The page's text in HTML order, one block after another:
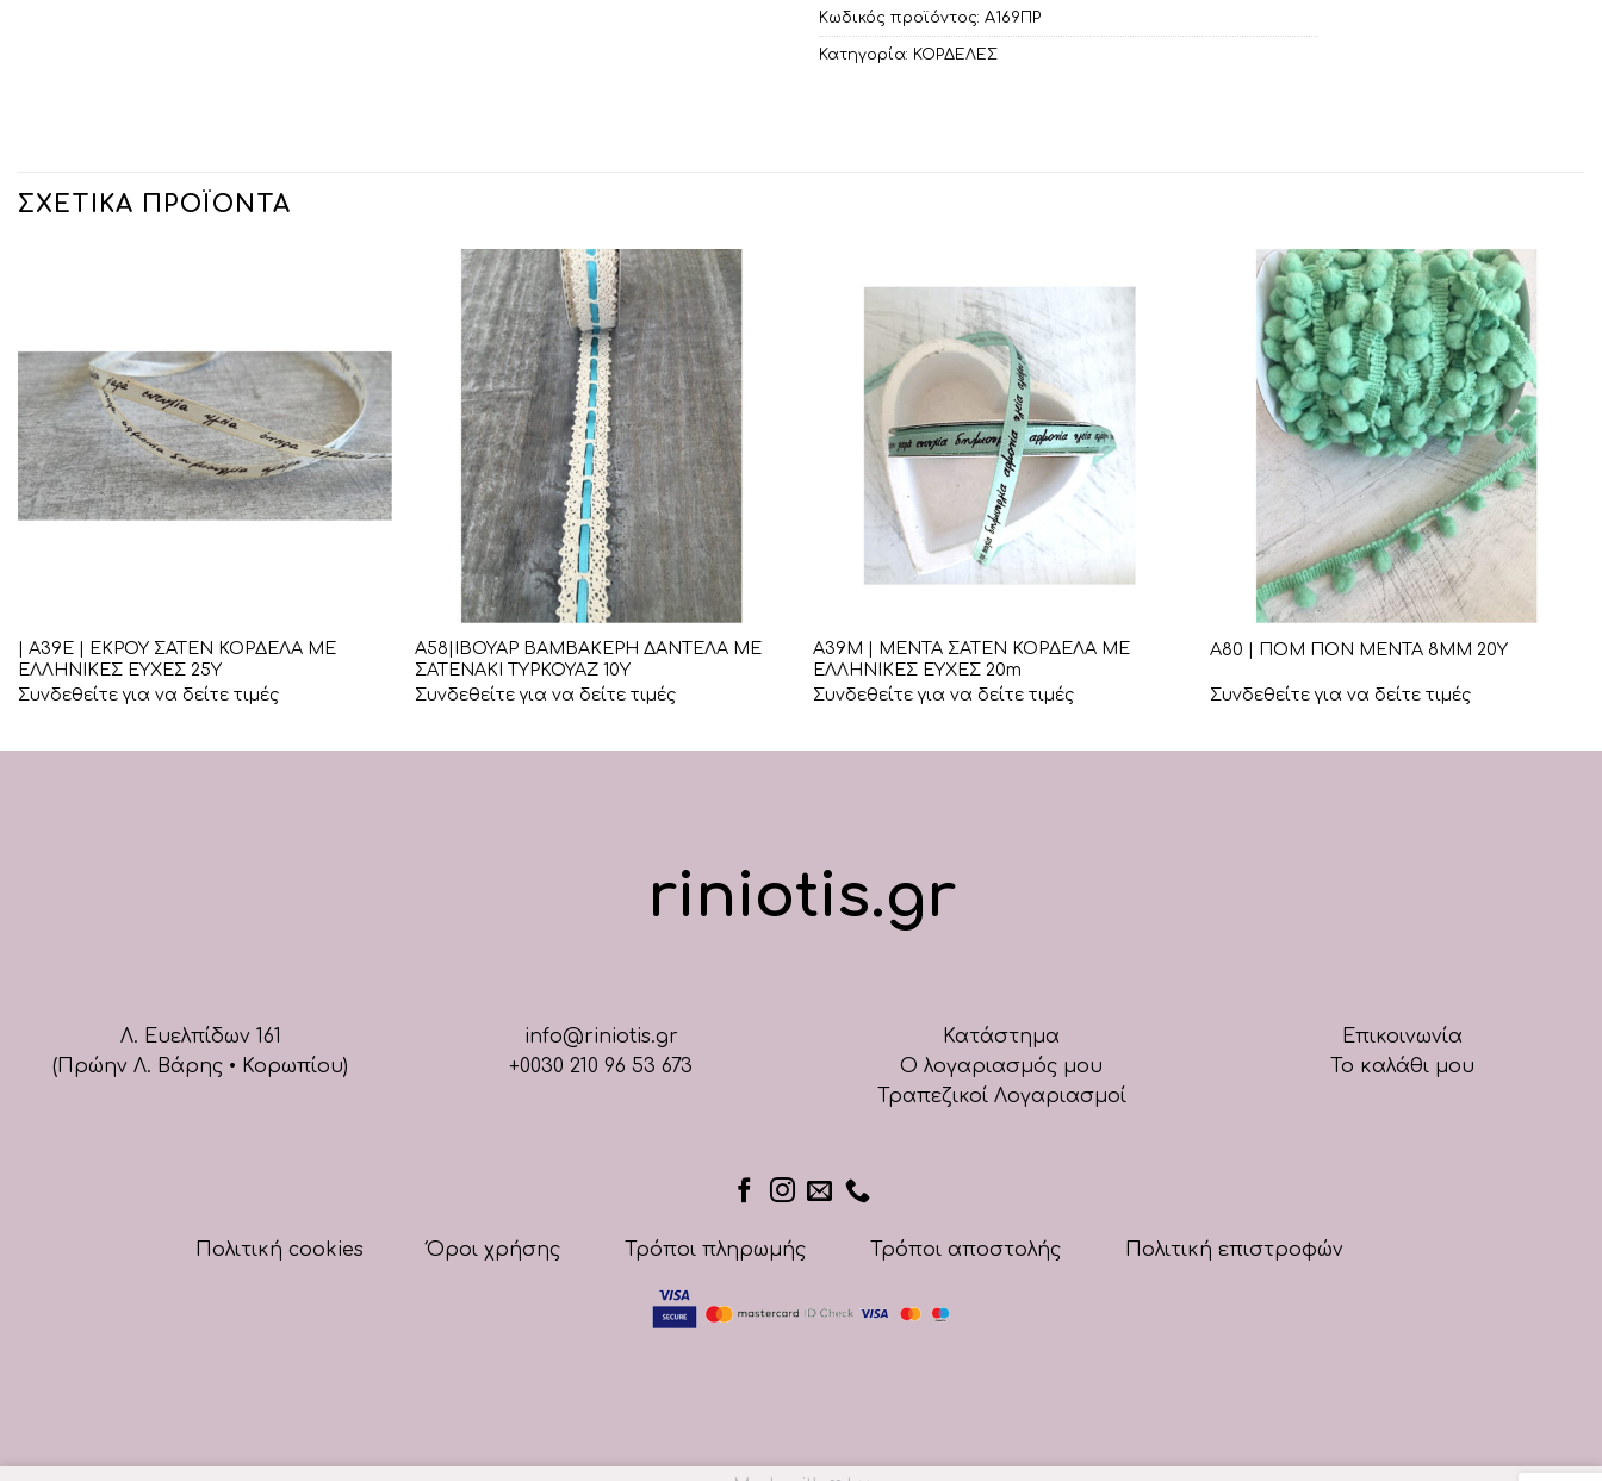
Κωδικός προϊόντος: Α169ΠΡ
Κατηγορία: ΚΟΡΔΕΛΕΣ
ΣΧΕΤΙΚΆ ΠΡΟΪΌΝΤΑ
| Α39Ε | ΕΚΡΟΥ ΣΑΤΕΝ ΚΟΡΔΕΛΑ ΜΕ
ΕΛΛΗΝΙΚΕΣ ΕΥΧΕΣ 25Υ
Συνδεθείτε για να δείτε τιμές
Α58|ΙΒΟΥΑΡ ΒΑΜΒΑΚΕΡΗ ΔΑΝΤΕΛΑ ΜΕ
ΣΑΤΕΝΑΚΙ ΤΥΡΚΟΥΑΖ 10Υ
Συνδεθείτε για να δείτε τιμές
Α39Μ | ΜΕΝΤΑ ΣΑΤΕΝ ΚΟΡΔΕΛΑ ΜΕ
ΕΛΛΗΝΙΚΕΣ ΕΥΧΕΣ 20m
Συνδεθείτε για να δείτε τιμές
Α80 | ΠΟΜ ΠΟΝ ΜΕΝΤΑ 8ΜΜ 20Υ
Συνδεθείτε για να δείτε τιμές
riniotis.gr
Λ. Ευελπίδων 161
(Πρώην Λ. Βάρης • Κορωπίου)
info@riniotis.gr
+0030 210 96 53 673
Κατάστημα
Ο λογαριασμός μου
Τραπεζικοί Λογαριασμοί
Επικοινωνία
Το καλάθι μου
Πολιτική cookies Όροι χρήσης Τρόποι πληρωμής Τρόποι αποστολής Πολιτική επιστροφών